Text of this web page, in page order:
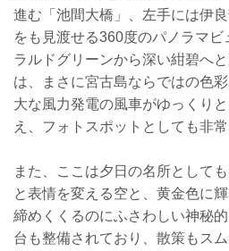
進む「池間大橋」、左手には伊
をも見渡せる360度のパノラマビ
ラルドグリーンから深い紺碧へ
は、まさに宮古島ならではの色
大な風力発電の風車がゆっくり
え、フォトスポットとしても非
また、ここは夕日の名所として
と表情を変える空と、黄金色に
締めくくるのにふさわしい神秘
台も整備されており、散策もスム